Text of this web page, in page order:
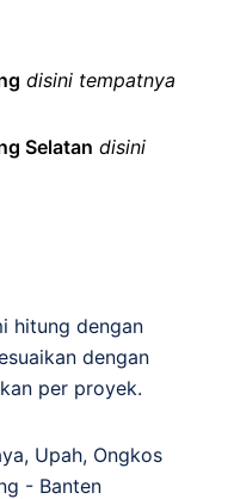
disini tempatnya
Selatan disini
hitung dengan
dengan
per proyek.
, Upah, Ongkos
- Banten